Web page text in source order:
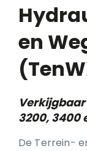
en
3200, 3400
De Terrein-